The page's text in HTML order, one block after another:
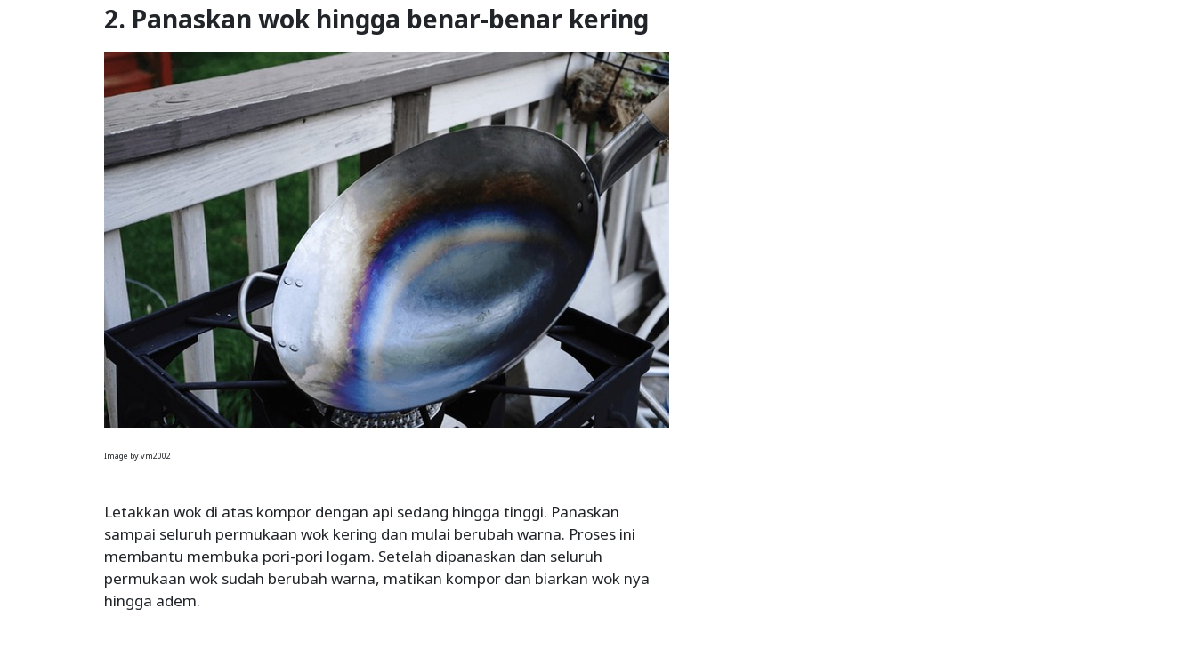
2. Panaskan wok hingga benar-benar kering
Image by vm2002
Letakkan wok di atas kompor dengan api sedang hingga tinggi. Panaskan
sampai seluruh permukaan wok kering dan mulai berubah warna. Proses ini
membantu membuka pori-pori logam. Setelah dipanaskan dan seluruh
permukaan wok sudah berubah warna, matikan kompor dan biarkan wok nya
hingga adem.